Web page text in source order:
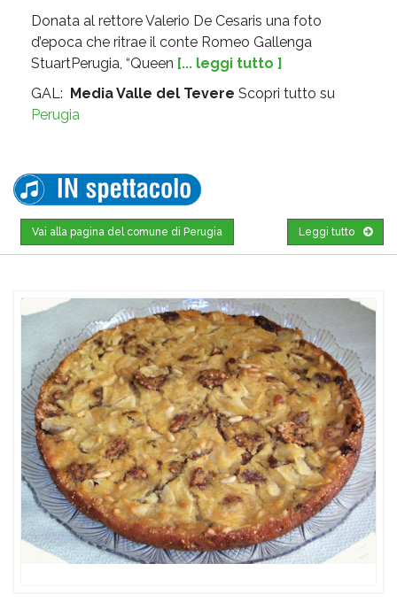
Donata al rettore Valerio De Cesaris una foto
d’epoca che ritrae il conte Romeo Gallenga
StuartPerugia, “Queen [... leggi tutto ]
GAL: Media Valle del Tevere Scopri tutto su
Perugia
Leggi tutto
Vai alla pagina del comune di Perugia